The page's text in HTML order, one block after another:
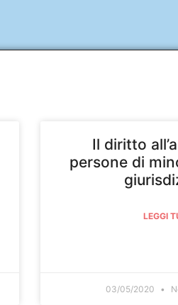
Il diritto
persone di
LEGGI
03/05/2020